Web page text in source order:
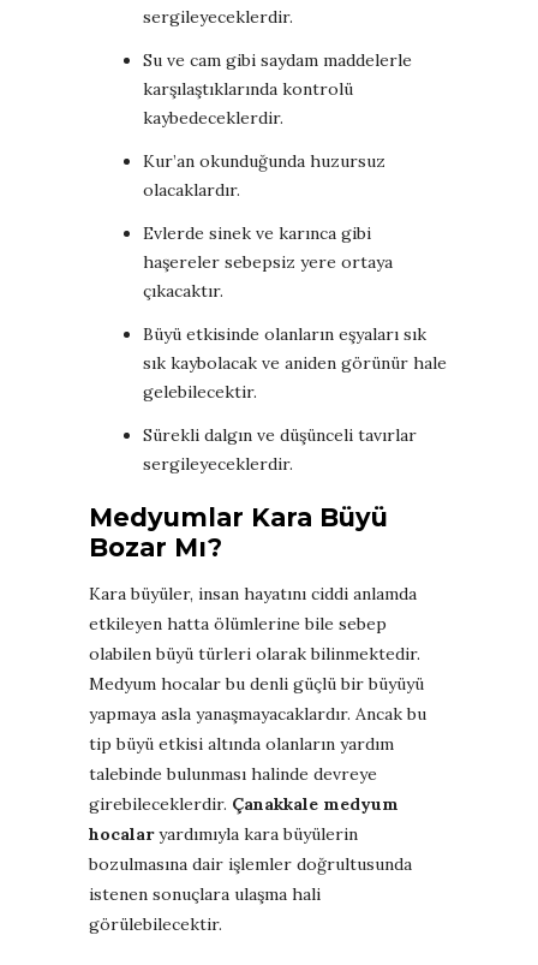
sergileyeceklerdir.
Su ve cam gibi saydam maddelerle
karşılaştıklarında kontrolü
kaybedeceklerdir.
Kur’an okunduğunda huzursuz
olacaklardır.
Evlerde sinek ve karınca gibi
haşereler sebepsiz yere ortaya
çıkacaktır.
Büyü etkisinde olanların eşyaları sık
sık kaybolacak ve aniden görünür hale
gelebilecektir.
Sürekli dalgın ve düşünceli tavırlar
sergileyeceklerdir.
Medyumlar Kara Büyü
Bozar Mı?
Kara büyüler, insan hayatını ciddi anlamda
etkileyen hatta ölümlerine bile sebep
olabilen büyü türleri olarak bilinmektedir.
Medyum hocalar bu denli güçlü bir büyüyü
yapmaya asla yanaşmayacaklardır. Ancak bu
tip büyü etkisi altında olanların yardım
talebinde bulunması halinde devreye
girebileceklerdir. Çanakkale medyum
hocalaryardımıyla kara büyülerin
bozulmasına dair işlemler doğrultusunda
istenen sonuçlara ulaşma hali
görülebilecektir.